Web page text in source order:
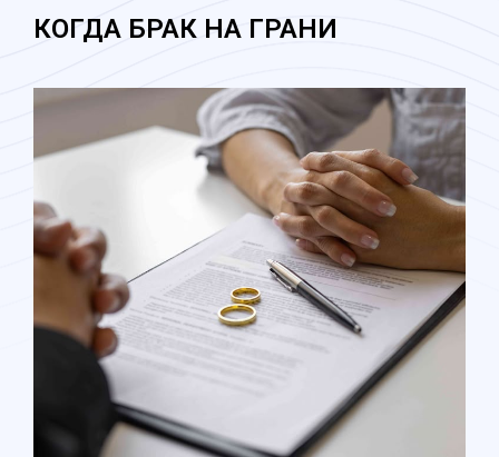
КОГДА БРАК НА ГРАНИ